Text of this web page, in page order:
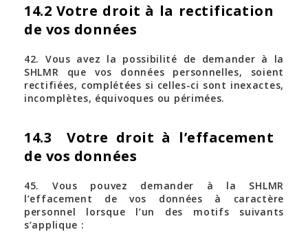
14.2 Votre droit à la rectification
de vos données
42. Vous avez la possibilité de demander à la
SHLMR que vos données personnelles, soient
rectifiées, complétées si celles-ci sont inexactes,
incomplètes, équivoques ou périmées.
14.3 Votre droit à l’effacement
de vos données
45. Vous pouvez demander à la SHLMR
l’effacement de vos données à caractère
personnel lorsque l’un des motifs suivants
s’applique :